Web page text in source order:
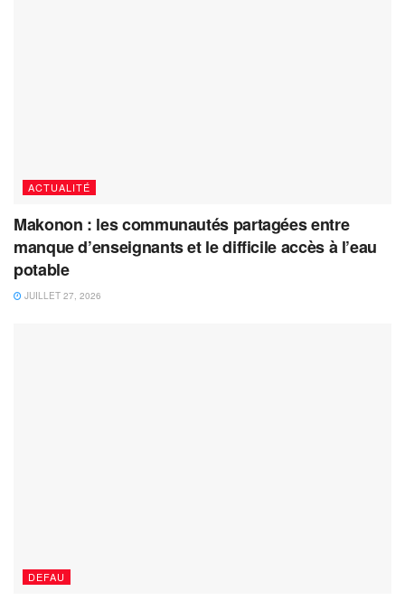
ACTUALITÉ
Makonon : les communautés partagées entre
manque d’enseignants et le difficile accès à l’eau
potable
JUILLET 27, 2026
DEFAU